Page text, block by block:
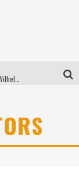
Britse emorockers van Basement maken tweede comeback met het indrukwekkende ‘Wired’
Shorts #149 met onder meer No Cure, Eva Under Fire, The Hu en Sleeping With Sirens